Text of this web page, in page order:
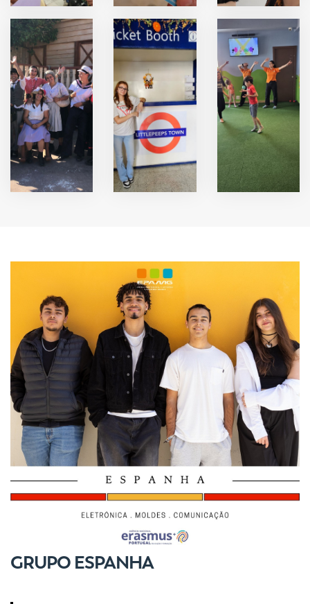
GRUPO ESPANHA